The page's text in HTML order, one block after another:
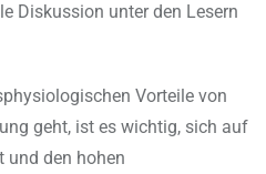
Diskussion unter den Lesern
Vorteile von
geht, ist es wichtig, sich auf
und den hohen